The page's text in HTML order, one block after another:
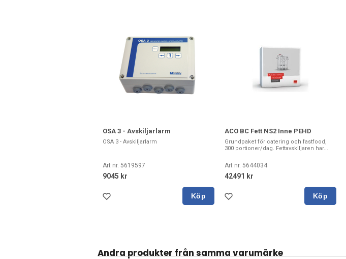
OSA 3 - Avskiljarlarm
OSA 3 - Avskiljarlarm
Art nr. 5619597
9045 kr
Köp
ACO BC Fett NS2 Inne PEHD
Grundpaket för catering och fastfood,
300 portioner/dag. Fettavskiljaren har...
Art nr. 5644034
42491 kr
Köp
Andra produkter från samma varumärke